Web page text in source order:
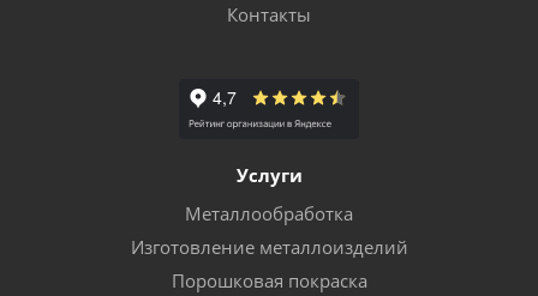
Контакты
Услуги
Металлообработка
Изготовление металлоизделий
Порошковая покраска